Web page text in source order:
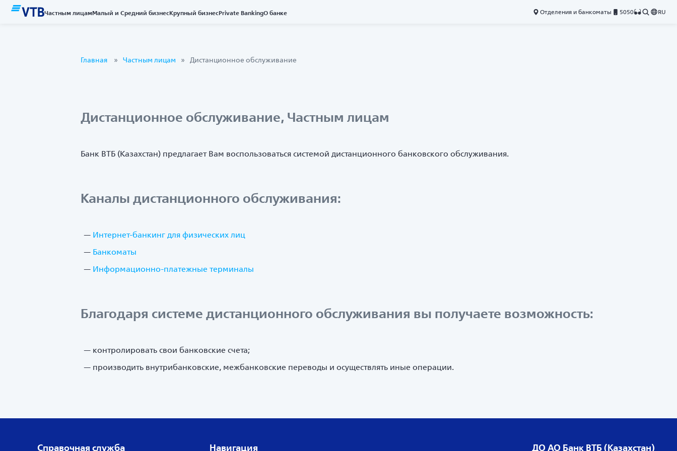
Частным лицамМалый и Средний бизнесКрупный бизнесPrivate BankingО банке Отделения и банкоматы 5050 RU
Главная Частным лицам Дистанционное обслуживание
Дистанционное обслуживание, Частным лицам
Банк ВТБ (Казахстан) предлагает Вам воспользоваться системой дистанционного банковского обслуживания.
Каналы дистанционного обслуживания:
Интернет-банкинг для физических лиц
Банкоматы
Информационно-платежные терминалы
Благодаря системе дистанционного обслуживания вы получаете возможность:
контролировать свои банковские счета;
производить внутрибанковские, межбанковские переводы и осуществлять иные операции.
Справочная служба Навигация ДО АО Банк ВТБ (Казахстан)